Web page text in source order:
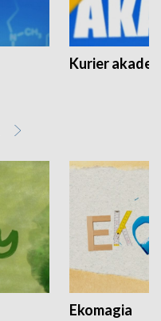
Kurier
Ekomagia